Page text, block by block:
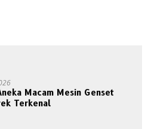
Macam Mesin Genset
Terkenal